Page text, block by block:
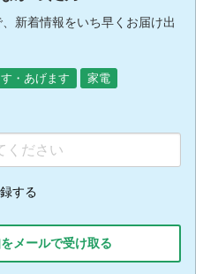
新着情報をいち早くお届け出
・あげます
家電
する
メールで受け取る